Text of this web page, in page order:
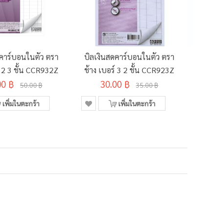
าร์บอนในตัว ตรา
3 ชั้น CCR932Z
฿ 50.00 ฿
เพิ่มในตะกร้า
บิลเงินสดคาร์บอนในตัว ตรา
ช้าง เบอร์ 3 2 ชั้น CCR923Z
30.00 ฿ 35.00 ฿
เพิ่มในตะกร้า